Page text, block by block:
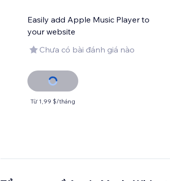
Easily add Apple Music Player to
your website
Chưa có bài đánh giá nào
Từ 1,99 $/tháng